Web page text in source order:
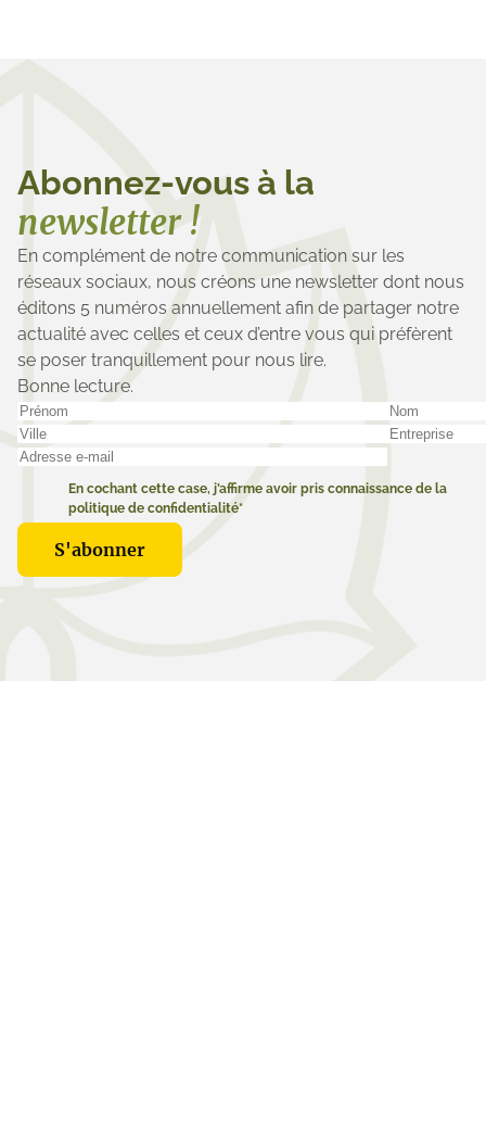
Abonnez-vous à la
newsletter !
En complément de notre communication sur les
réseaux sociaux, nous créons une newsletter dont nous
éditons 5 numéros annuellement afin de partager notre
actualité avec celles et ceux d’entre vous qui préfèrent
se poser tranquillement pour nous lire.
Bonne lecture.
En cochant cette case, j’affirme avoir pris connaissance de la
politique de confidentialité*